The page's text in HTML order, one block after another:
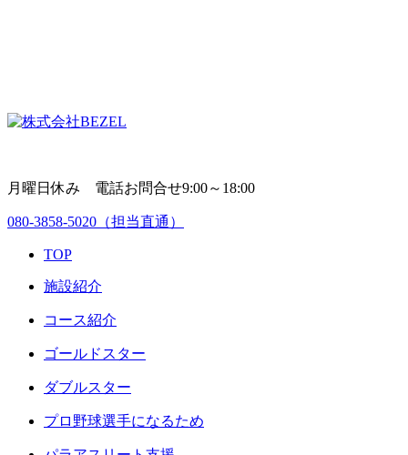
月曜日休み 電話お問合せ9:00～18:00
080-3858-5020 （担当直通）
TOP
施設紹介
コース紹介
ゴールドスター
ダブルスター
プロ野球選手になるため